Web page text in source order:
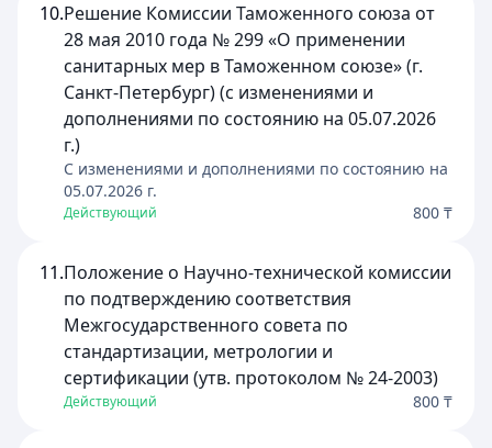
10.Решение Комиссии Таможенного союза от
28 мая 2010 года № 299 «О применении
санитарных мер в Таможенном союзе» (г.
Санкт-Петербург) (с изменениями и
дополнениями по состоянию на 05.07.2026
г.)
C изменениями и дополнениями по состоянию на
05.07.2026 г.
Действующий 800 ₸
11.Положение о Научно-технической комиссии
по подтверждению соответствия
Межгосударственного совета по
стандартизации, метрологии и
сертификации (утв. протоколом № 24-2003)
Действующий 800 ₸